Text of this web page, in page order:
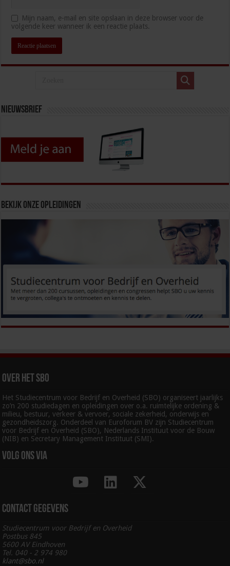
Mijn naam, e-mail en site opslaan in deze browser voor de
volgende keer wanneer ik een reactie plaats.
Nieuwsbrief
Bekijk onze opleidingen
Over het SBO
Het Studiecentrum voor Bedrijf en Overheid (SBO) organiseert jaarlijks
zo’n 200 studiedagen en opleidingen over o.a. ruimtelijke ordening &
milieu, bestuur, verkeer & vervoer, sociale zekerheid, onderwijs en
gezondheidszorg. Onderdeel van Euroforum BV zijn Studiecentrum
voor Bedrijf en Overheid (SBO), Nederlands Instituut voor de Bouw
(NIB) en Secretary Management Instituut (SMI).
Volg ons via
Contact gegevens
Studiecentrum voor Bedrijf en Overheid
Postbus 845
5600 AV Eindhoven
Tel. 040 - 2 974 980
klant@sbo.nl